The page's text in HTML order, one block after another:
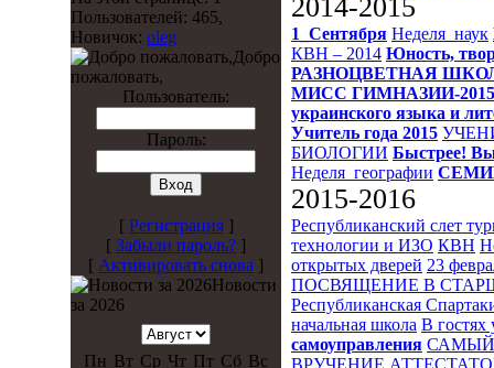
Пользователей: 465,
Новичок: oleg
Добро
пожаловать,
Пользователь:
Пароль:
[ Регистрация]
[ Забыли пароль? ]
[ Активировать снова ]
Новости
за 2026
Пн Вт Ср Чт Пт Сб Вс
2014-2015
1_Сентября Неделя_наук
КВН – 2014 Юность,
РАЗНОЦВЕТНАЯ
МИСС ГИМНАЗИИ-2015
украинского языка и
Учитель года 2015
БИОЛОГИИ Быстрее!
Неделя_географии
2015-2016
Республиканский слет
технологии и ИЗО КВН
открытых дверей 23
ПОСВЯЩЕНИЕ В
Республиканская
начальная школа В гостях
самоуправления
ВРУЧЕНИЕ